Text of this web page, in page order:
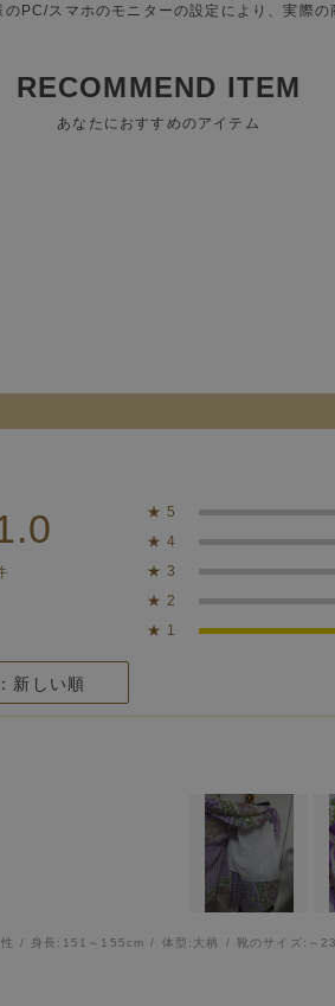
PC/スマホのモニターの設定により、実際
RECOMMEND ITEM
あなたにおすすめのアイテム
★ 5
★ 4
★ 3
★ 2
★ 1
新しい順
身長: 151～155cm 体型: 大柄 靴のサイズ: ～